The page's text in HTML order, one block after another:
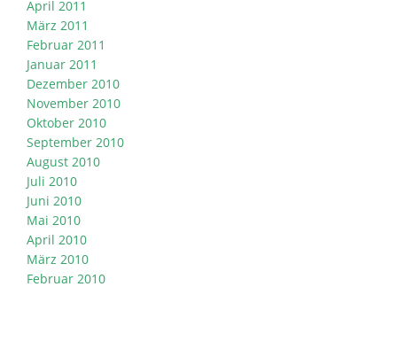
April 2011
März 2011
Februar 2011
Januar 2011
Dezember 2010
November 2010
Oktober 2010
September 2010
August 2010
Juli 2010
Juni 2010
Mai 2010
April 2010
März 2010
Februar 2010